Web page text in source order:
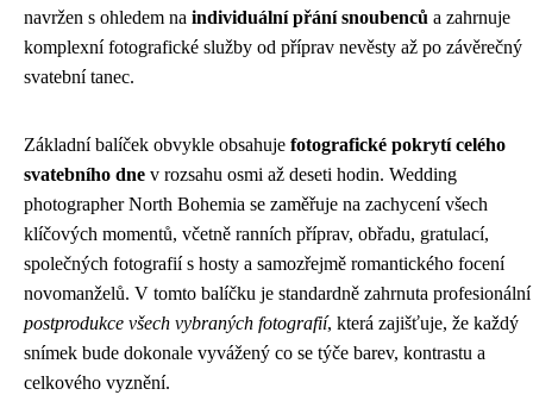
navržen s ohledem na individuální přání snoubenců a zahrnuje
komplexní fotografické služby od příprav nevěsty až po závěrečný
svatební tanec.
Základní balíček obvykle obsahuje fotografické pokrytí celého
svatebního dne v rozsahu osmi až deseti hodin. Wedding
photographer North Bohemia se zaměřuje na zachycení všech
klíčových momentů, včetně ranních příprav, obřadu, gratulací,
společných fotografií s hosty a samozřejmě romantického focení
novomanželů. V tomto balíčku je standardně zahrnuta profesionální
postprodukce všech vybraných fotografií, která zajišťuje, že každý
snímek bude dokonale vyvážený co se týče barev, kontrastu a
celkového vyznění.